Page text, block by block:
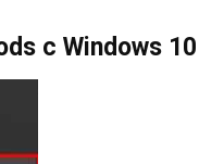
с Windows 10